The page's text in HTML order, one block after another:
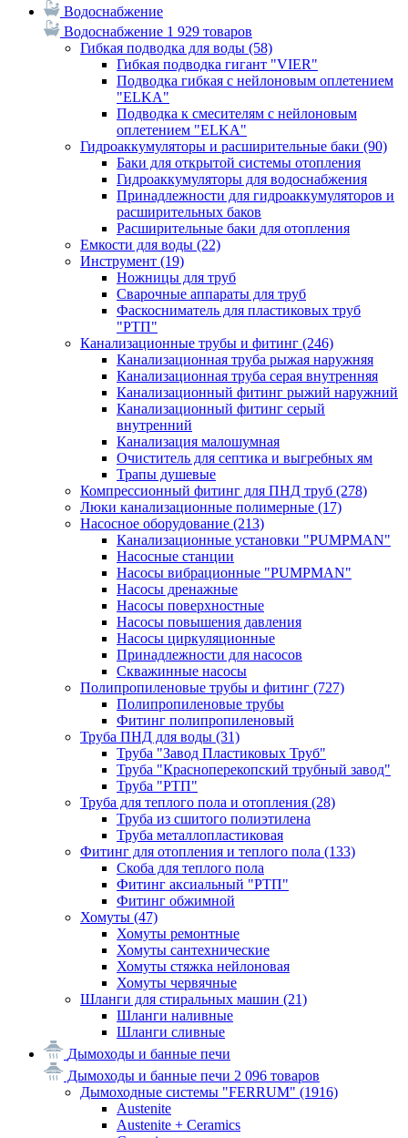
Водоснабжение
Водоснабжение 1 929 товаров
Гибкая подводка для воды (58)
Гибкая подводка гигант "VIER"
Подводка гибкая с нейлоновым оплетением
"ELKA"
Подводка к смесителям с нейлоновым
оплетением "ELKA"
Гидроаккумуляторы и расширительные баки (90)
Баки для открытой системы отопления
Гидроаккумуляторы для водоснабжения
Принадлежности для гидроаккумуляторов и
расширительных баков
Расширительные баки для отопления
Емкости для воды (22)
Инструмент (19)
Ножницы для труб
Сварочные аппараты для труб
Фаскосниматель для пластиковых труб
"РТП"
Канализационные трубы и фитинг (246)
Канализационная труба рыжая наружняя
Канализационная труба серая внутренняя
Канализационный фитинг рыжий наружний
Канализационный фитинг серый
внутренний
Канализация малошумная
Очиститель для септика и выгребных ям
Трапы душевые
Компрессионный фитинг для ПНД труб (278)
Люки канализационные полимерные (17)
Насосное оборудование (213)
Канализационные установки "PUMPMAN"
Насосные станции
Насосы вибрационные "PUMPMAN"
Насосы дренажные
Насосы поверхностные
Насосы повышения давления
Насосы циркуляционные
Принадлежности для насосов
Скважинные насосы
Полипропиленовые трубы и фитинг (727)
Полипропиленовые трубы
Фитинг полипропиленовый
Труба ПНД для воды (31)
Труба "Завод Пластиковых Труб"
Труба "Красноперекопский трубный завод"
Труба "РТП"
Труба для теплого пола и отопления (28)
Труба из сшитого полиэтилена
Труба металлопластиковая
Фитинг для отопления и теплого пола (133)
Скоба для теплого пола
Фитинг аксиальный "РТП"
Фитинг обжимной
Хомуты (47)
Хомуты ремонтные
Хомуты сантехнические
Хомуты стяжка нейлоновая
Хомуты червячные
Шланги для стиральных машин (21)
Шланги наливные
Шланги сливные
Дымоходы и банные печи
Дымоходы и банные печи 2 096 товаров
Дымоходные системы "FERRUM" (1916)
Austenite
Austenite + Ceramics